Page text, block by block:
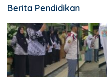
Berita Pendidikan